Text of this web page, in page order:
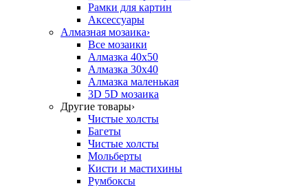
Рамки для картин
Аксессуары
Алмазная мозаика›
Все мозаики
Алмазка 40х50
Алмазка 30х40
Алмазка маленькая
3D 5D мозаика
Другие товары›
Чистые холсты
Багеты
Чистые холсты
Мольберты
Кисти и мастихины
Румбоксы